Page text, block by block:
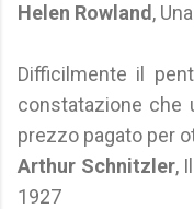
Helen Rowland ,
Difficilmente il
constatazione che
prezzo pagato per
Arthur Schnitzler,
1927